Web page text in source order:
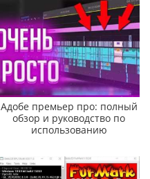
Адобе премьер про: полный
обзор и руководство по
использованию